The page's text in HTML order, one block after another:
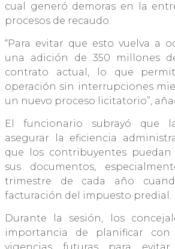
cual generó demoras en la
procesos de recaudo.
“Para evitar que esto vuelva a
una adición de 350 millones
contrato actual, lo que
operación sin interrupciones
un nuevo proceso licitatorio”,
El funcionario subrayó que
asegurar la eficiencia
que los contribuyentes
sus documentos,
trimestre de cada año
facturación del impuesto predial.
Durante la sesión, los
importancia de planificar